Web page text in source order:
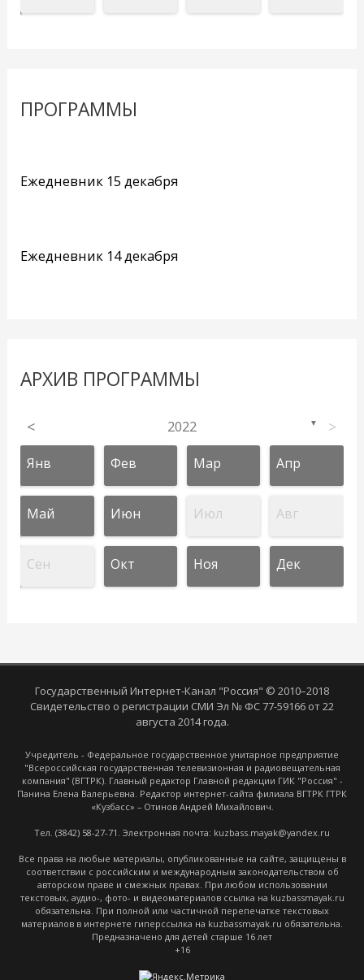
ПРОГРАММЫ
Ежедневник 15 декабря
Ежедневник 14 декабря
АРХИВ ПРОГРАММЫ
< 2022 ▼ >
Янв Фев Мар Апр
Май Июн Июл Авг
Сен Окт Ноя Дек
Государственный Интернет-Канал "Россия" © 2010–2018
Свидетельство о регистрации СМИ Эл № ФС 77-59166 от 22
августа 2014 года.
Учредитель - Федеральное государственное унитарное предприятие
"Всероссийская государственная телевизионная и радиовещательная
компания" (ВГТРК). Главный редактор Главной редакции ГИК "Россия" -
Панина Елена Валерьевна. Редактор интернет-сайта филиала ВГТРК ГТРК
«Кузбасс» – Отинов Андрей Михайлович.
Тел. (3842) 58-27-71. Электронная почта: kuzbass.mayak@yandex.ru
Все права на любые материалы, опубликованные на сайте, защищены в
соответствии с российским и международным законодательством об
авторском праве и смежных правах. При любом использовании
текстовых, аудио-, фото- и видеоматериалов ссылка на kuzbassmayak.ru
обязательна. При полной или частичной перепечатке текстовых
материалов в интернете гиперссылка на kuzbassmayak.ru обязательна.
Предназначено для детей старше 16 лет
+16